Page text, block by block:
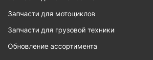
Запчасти для мотоциклов
Запчасти для грузовой техники
Обновление ассортимента